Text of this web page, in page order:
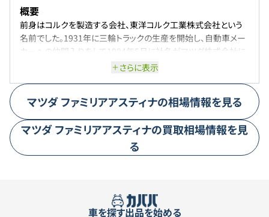
概要
前身はコルクを製造する会社、東洋コルク工業株式会社という
名前でした。1931年に三輪トラックの生産を開始し、自動車メー
カーへの仲間入りをして1984年5月に社名がマツダ株式会社に
変更されました。お客様が「走る喜び」と出会い、ワクワクするよ
を入れており、日本だけでは無く、海外市場でも絶大な人気を博
しています。
代表車種
代表的な車はCX-5です。優れた性能に加え、洗練されたデザイン
からこの車に魅了された人は数多くいると思います。ユーザーの
となっています。追及された安全性能と燃費性能も良く、まさに走
る喜びを感じることのできる車といえます。
さらに表示
マツダ ファミリアアスティナの相場情報を見る
マツダファミリアアスティナの買取相場情報を見
る
車を探す出品を始める